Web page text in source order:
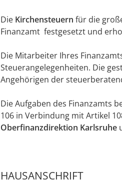
Die Kirchensteuern für die
Finanzamt festgesetzt und
Die Mitarbeiter Ihres
Steuerangelegenheiten. Die
Angehörigen der
Die Aufgaben des Finanzamts
106 in Verbindung mit Artikel
Oberfinanzdirektion Karlsruhe
HAUSANSCHRIFT